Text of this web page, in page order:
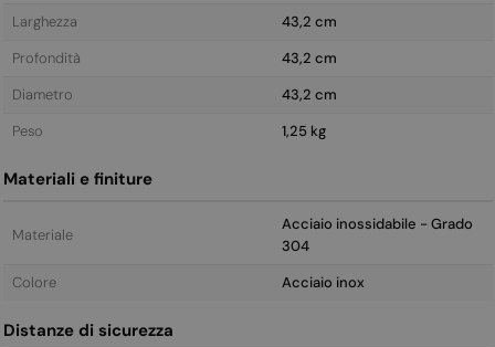
Larghezza
43,2 cm
Profondità
43,2 cm
Diametro
43,2 cm
Peso
1,25 kg
Materiali e finiture
Materiale
Acciaio inossidabile - Grado
304
Colore
Acciaio inox
Distanze di sicurezza